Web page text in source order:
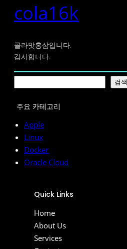
cola16k
콜라맛홍삼입니다.
감사합니다.
검색
주요 카테고리
Apple
Linux
Docker
Oracle Cloud
Quick Links
Home
About Us
Services